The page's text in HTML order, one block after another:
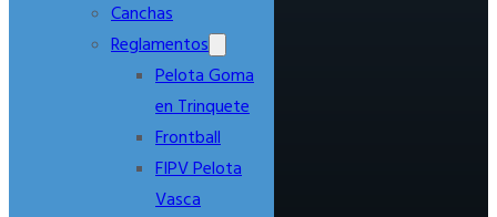
Canchas
Reglamentos
Pelota Goma
en Trinquete
Frontball
FIPV Pelota
Vasca